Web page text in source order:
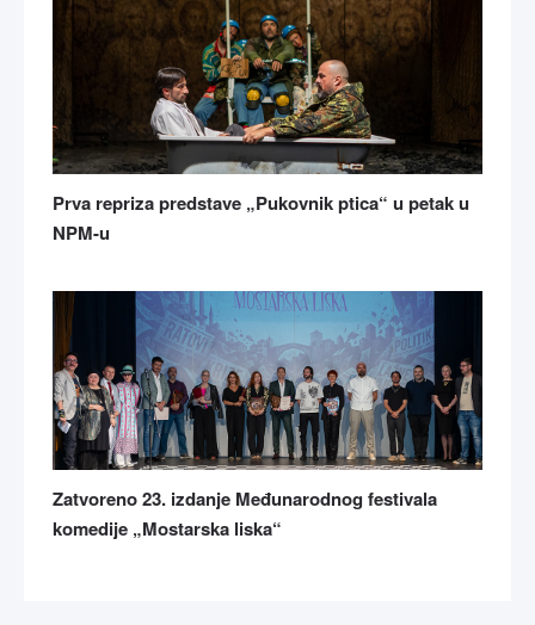
Prva repriza predstave „Pukovnik ptica“ u petak u
NPM-u
Zatvoreno 23. izdanje Međunarodnog festivala
komedije „Mostarska liska“